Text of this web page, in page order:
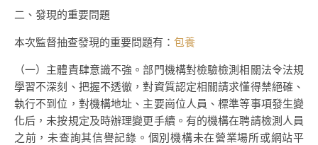
二、發現的重要問題
本次監督抽查發現的重要問題有： 包養
（一）主體責肆意識不強。部門機構對檢驗檢測相關法令法規
學習不深刻、把握不透徹，對資質認定相關請求懂得禁絕確、
執行不到位，對機構地址、主要崗位人員、標準等事項發生變
化后，未按規定及時辦理變更手續。有的機構在聘請檢測人員
之前，未查詢其信譽記錄。個別機構未在營業場所或網站平